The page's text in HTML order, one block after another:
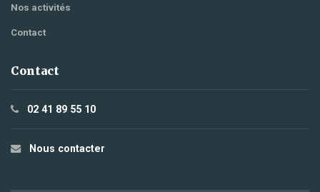
Nos activités
Contact
Contact
02 41 89 55 10
Nous contacter